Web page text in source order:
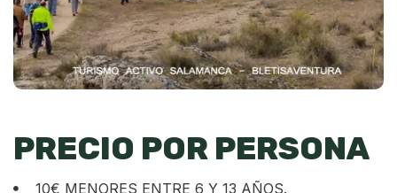
PRECIO POR PERSONA
10€ MENORES ENTRE 6 Y 13 AÑOS.